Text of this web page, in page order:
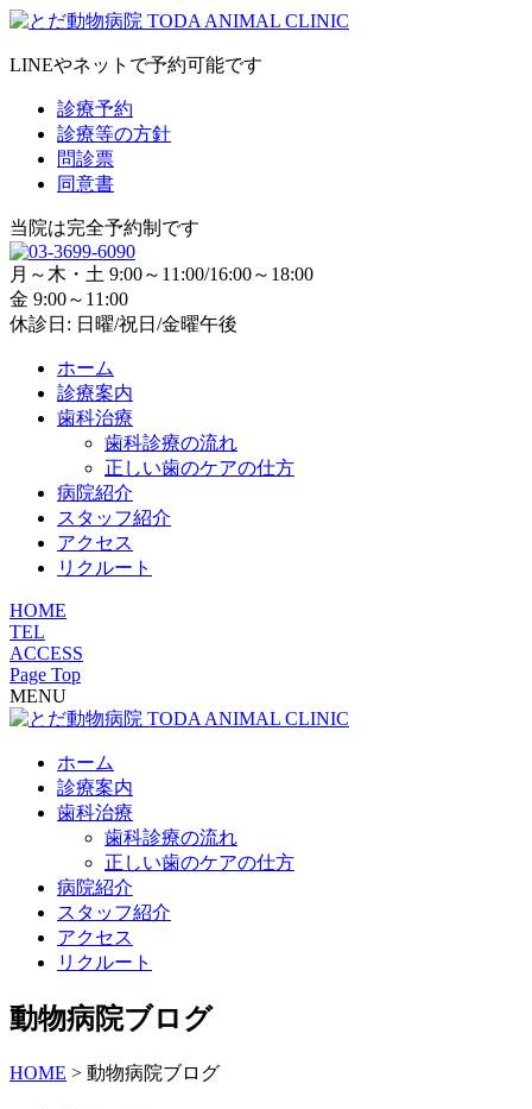
LINEやネットで予約可能です
診療予約
診療等の方針
問診票
同意書
当院は完全予約制です
月～木・土 9:00～11:00/16:00～18:00
金 9:00～11:00
休診日: 日曜/祝日/金曜午後
ホーム
診療案内
歯科治療
歯科診療の流れ
正しい歯のケアの仕方
病院紹介
スタッフ紹介
アクセス
リクルート
HOME
TEL
ACCESS
Page Top
MENU
ホーム
診療案内
歯科治療
歯科診療の流れ
正しい歯のケアの仕方
病院紹介
スタッフ紹介
アクセス
リクルート
動物病院ブログ
HOME > 動物病院ブログ